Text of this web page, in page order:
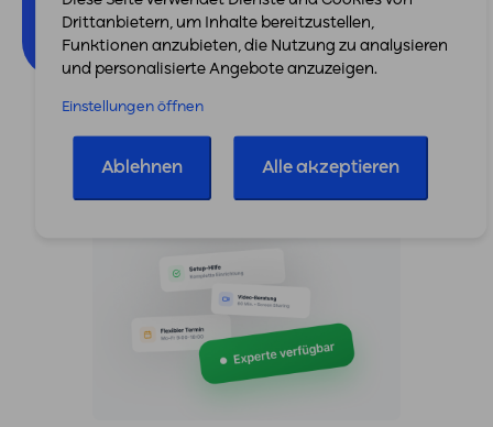
Funktionen ansehen
Drittanbietern, um Inhalte bereitzustellen,
Funktionen anzubieten, die Nutzung zu analysieren
und personalisierte Angebote anzuzeigen.
Einstellungen öffnen
Ablehnen Alle akzeptieren